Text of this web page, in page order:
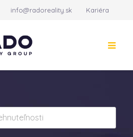
info@radoreality.sk Kariéra